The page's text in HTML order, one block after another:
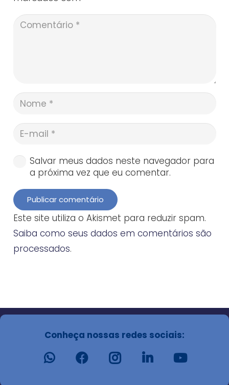
Salvar meus dados neste navegador para
a próxima vez que eu comentar.
Publicar comentário
Este site utiliza o Akismet para reduzir spam.
Saiba como seus dados em comentários são
processados.
Conheça nossas redes sociais: